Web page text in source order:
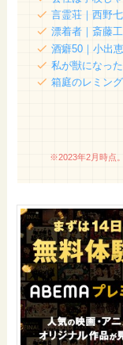
言霊荘｜西野
漂着者｜斎藤
酒癖50｜小出
私が獣になっ
箱庭のレミング
※2023年2月時点